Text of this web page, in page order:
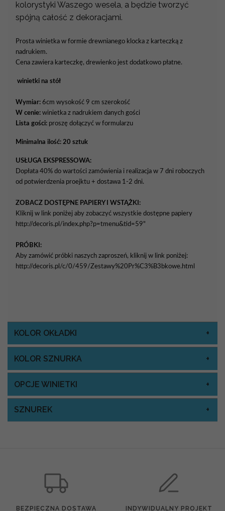
kolorystyki Waszego wesela, a będzie tworzyć
spójną całość z dekoracjami.
Prosta winietka w formie drewnianego klocka z karteczką z
nadrukiem.
Cena zawiera karteczkę, drewienko jest dodatkowo płatne.
winietki na stół
Wymiar: 6cm wysokość 9 cm szerokość
W cenie: winietka z nadrukiem danych gości
Lista gości: proszę dołączyć w formularzu
Minimalna ilość: 20 sztuk
USŁUGA EKSPRESSOWA:
Dopłata 40% do wartości zamówienia i realizacja w 7 dni roboczych
od potwierdzenia proejktu + dostawa 1-2 dni.
ZOBACZ DOSTĘPNE PAPIERY I WSTĄŻKI:
Kliknij w link poniżej aby zobaczyć wszystkie dostępne papiery
http://decoris.pl/index.php?p=tmenu&tid=59"
PRÓBKI:
Aby zamówić próbki naszych zaproszeń, kliknij w link poniżej:
http://decoris.pl/c/0/459/Zestawy%20Pr%C3%B3bkowe.html
KOLOR OKŁADKI
KOLOR SZNURKA
OPCJE WINIETKI
SZNUREK
BEZPIECZNA DOSTAWA INDYWIDUALNY PROJEKT